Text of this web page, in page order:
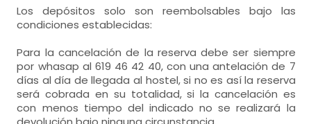
Los depósitos solo son reembolsables bajo las
condiciones establecidas:
Para la cancelación de la reserva debe ser siempre
por whasap al 619 46 42 40, con una antelación de 7
días al día de llegada al hostel, si no es así la reserva
será cobrada en su totalidad, si la cancelación es
con menos tiempo del indicado no se realizará la